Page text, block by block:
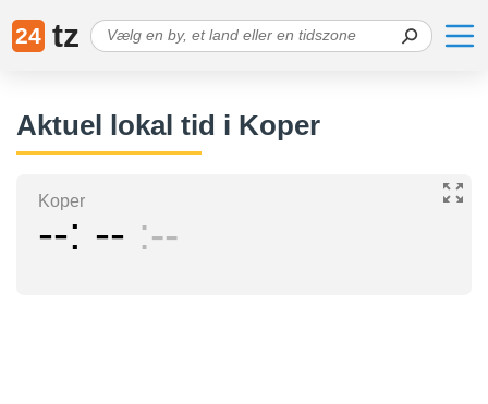
24 tz
Aktuel lokal tid i Koper
Koper
-- -- --